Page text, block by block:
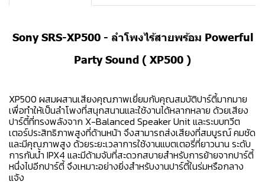
Sony SRS-XP500 - ลำโพงไร้สายพร้อม Powerful
Party Sound ( XP500 )
XP500 ผสมผสานเสียงคุณภาพเยี่ยมกับคุณสมบัติปาร์ตี้มากมาย
เพื่อทำให้เป็นลำโพงที่สนุกสนานและใช้งานได้หลากหลาย ด้วยเสียง
ปาร์ตี้ที่ทรงพลังจาก X-Balanced Speaker Unit และระบบทวีต
เตอร์ประสิทธิภาพสูงที่ด้านหน้า จึงสามารถส่งเสียงที่สมบูรณ์ คมชัด
และมีคุณภาพสูง ด้วยระยะเวลาการใช้งานแบตเตอรี่ที่ยาวนาน ระดับ
การกันน้ำ IPX4 และมีด้ามจับที่สะดวกสบายสำหรับการย้ายจากปาร์ตี้
หนึ่งไปอีกปาร์ตี้ จึงเหมาะอย่างยิ่งสำหรับงานปาร์ตี้ในร่มหรือกลาง
แจ้ง